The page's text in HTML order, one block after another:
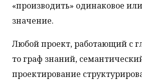
«производить» одинаковое
значение.
Любой проект, работающий с
то граф знаний,
проектирование